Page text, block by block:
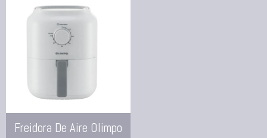
Freidora De Aire Olimpo